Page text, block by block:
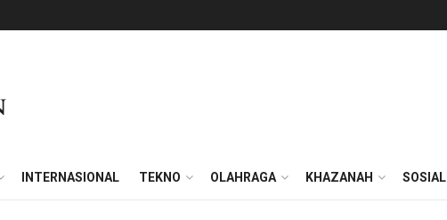
INTERNASIONAL TEKNO OLAHRAGA KHAZANAH SOSIAL